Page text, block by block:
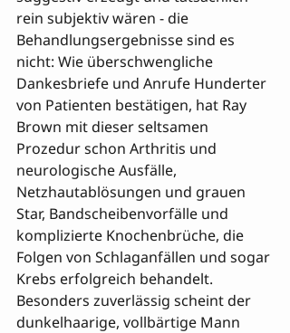
rein subjektiv wären - die
Behandlungsergebnisse sind es
nicht: Wie überschwengliche
Dankesbriefe und Anrufe Hunderter
von Patienten bestätigen, hat Ray
Brown mit dieser seltsamen
Prozedur schon Arthritis und
neurologische Ausfälle,
Netzhautablösungen und grauen
Star, Bandscheibenvorfälle und
komplizierte Knochenbrüche, die
Folgen von Schlaganfällen und sogar
Krebs erfolgreich behandelt.
Besonders zuverlässig scheint der
dunkelhaarige, vollbärtige Mann